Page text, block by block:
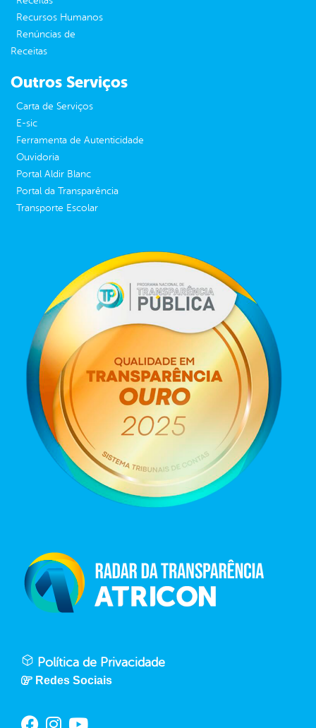
Recursos Humanos
Renúncias de
Receitas
Outros Serviços
Carta de Serviços
E-sic
Ferramenta de Autenticidade
Ouvidoria
Portal Aldir Blanc
Portal da Transparência
Transporte Escolar
Política de Privacidade
Redes Sociais